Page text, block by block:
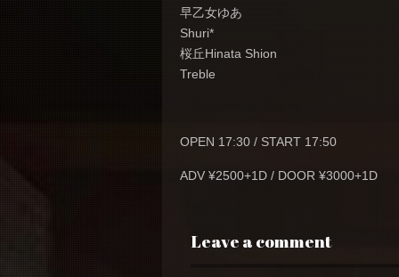
早乙女ゆあ
Shuri*
桜丘Hinata Shion
Treble
OPEN 17:30 / START 17:50
ADV ¥2500+1D / DOOR ¥3000+1D
Leave a comment